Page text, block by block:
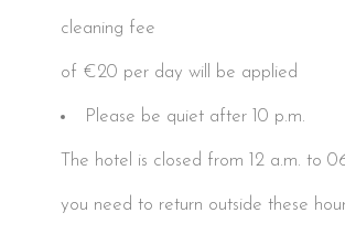
cleaning fee
of €20 per day will be applied
Please be quiet after 10 p.m.
The hotel is closed from 12 a.m. to
you need to return outside these